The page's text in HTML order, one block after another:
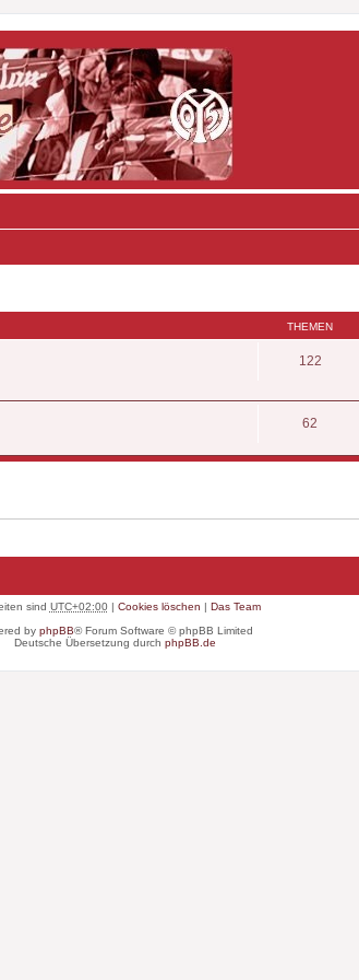
THEMEN
122
62
sind UTC+02:00| Cookies löschen | Das Team
by phpBB® Forum Software © phpBB Limited
Deutsche Übersetzung durch phpBB.de